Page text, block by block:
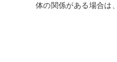
体の関係がある場合は